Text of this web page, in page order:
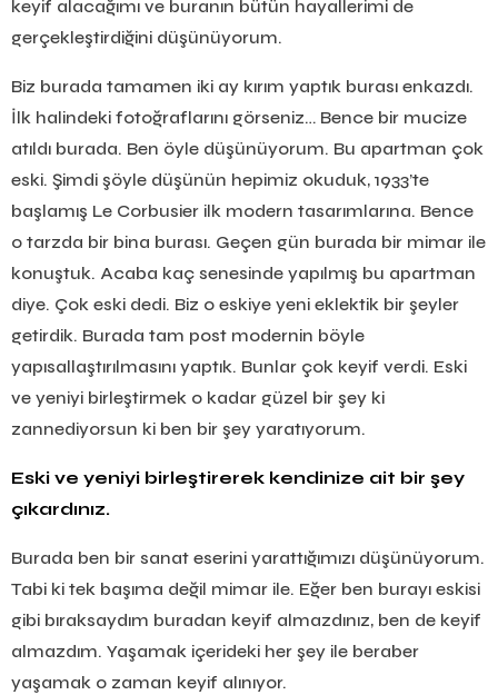
keyif alacağımı ve buranın bütün hayallerimi de
gerçekleştirdiğini düşünüyorum.
Biz burada tamamen iki ay kırım yaptık burası enkazdı.
İlk halindeki fotoğraflarını görseniz… Bence bir mucize
atıldı burada. Ben öyle düşünüyorum. Bu apartman çok
eski. Şimdi şöyle düşünün hepimiz okuduk, 1933’te
başlamış Le Corbusier ilk modern tasarımlarına. Bence
o tarzda bir bina burası. Geçen gün burada bir mimar ile
konuştuk. Acaba kaç senesinde yapılmış bu apartman
diye. Çok eski dedi. Biz o eskiye yeni eklektik bir şeyler
getirdik. Burada tam post modernin böyle
yapısallaştırılmasını yaptık. Bunlar çok keyif verdi. Eski
ve yeniyi birleştirmek o kadar güzel bir şey ki
zannediyorsun ki ben bir şey yaratıyorum.
Eski ve yeniyi birleştirerek kendinize ait bir şey
çıkardınız.
Burada ben bir sanat eserini yarattığımızı düşünüyorum.
Tabi ki tek başıma değil mimar ile. Eğer ben burayı eskisi
gibi bıraksaydım buradan keyif almazdınız, ben de keyif
almazdım. Yaşamak içerideki her şey ile beraber
yaşamak o zaman keyif alınıyor.